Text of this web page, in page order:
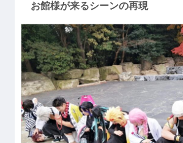
お館様が来るシーンの再現